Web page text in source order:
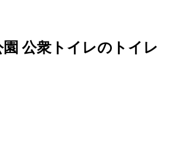
園 公衆トイレのトイレ